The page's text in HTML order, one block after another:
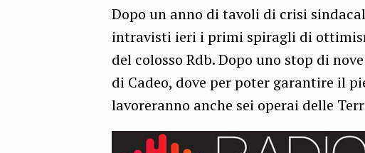
Dopo un anno di tavoli di crisi
intravisti ieri i primi spiragli di
del colosso Rdb. Dopo uno stop di
di Cadeo, dove per poter garantire il
lavoreranno anche sei operai delle